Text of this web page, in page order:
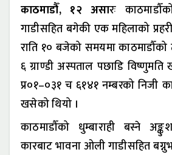
काठमाडौँ, १२ असारः
गाडीसहित बगेकी एक महिलाको
राति १० बजेको समयमा काठमाडौँको
६ ग्राण्डी अस्पताल पछाडि विष्णुमति
प्र०१–०३१ च ६१४१ नम्बरको निजी
खसेको थियो ।
काठमाडौँको धुम्बाराही बस्ने
कारबाट भावना ओली गाडीसहित